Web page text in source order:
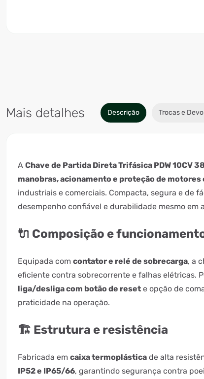
Mais detalhes Descrição Trocas e
A Chave de Partida Direta Trifásica PDW 10CV
manobras, acionamento e proteção de
industriais e comerciais. Compacta, segura e de
desempenho confiável e durabilidade mesmo em
🔌 Composição e
Equipada com contator e relé de sobrecarga, a
eficiente contra sobrecorrente e falhas elétricas.
liga/desliga com botão de reset e opção de
praticidade na operação.
🏗️ Estrutura e resistência
Fabricada em caixa termoplástica de alta
IP52 e IP65/66, garantindo segurança contra